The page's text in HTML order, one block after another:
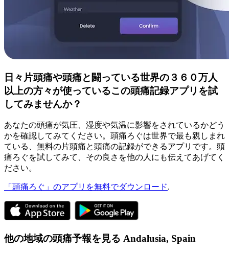
日々片頭痛や頭痛と闘っている世界の３６０万人
以上の方々が使っているこの頭痛記録アプリを試
してみませんか？
あなたの頭痛が気圧、湿度や気温に影響をされているかどう
かを確認してみてください。頭痛ろぐは世界で最も親しまれ
ている、無料の片頭痛と頭痛の記録ができるアプリです。頭
痛ろぐを試してみて、その良さを他の人にも伝えてあげてく
ださい。
「頭痛ろぐ」のアプリを無料でダウンロード.
他の地域の頭痛予報を見る Andalusia, Spain